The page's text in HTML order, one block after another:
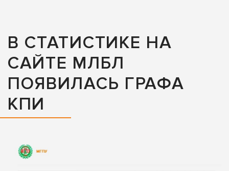
В СТАТИСТИКЕ НА
САЙТЕ МЛБЛ
ПОЯВИЛАСЬ ГРАФА
КПИ